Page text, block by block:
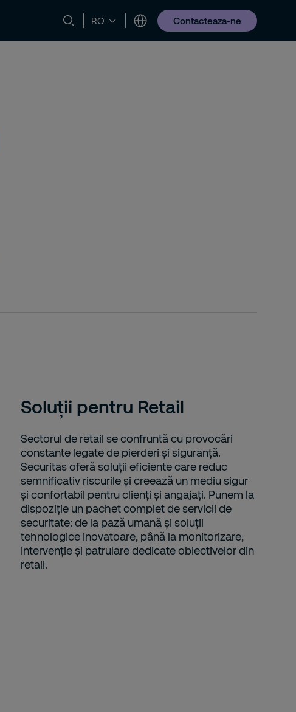
RO Contacteaza-ne
Sustenabilitate Noutati
Soluții pentru Retail
Sectorul de retail se confruntă cu provocări
constante legate de pierderi și siguranță.
Securitas oferă soluții eficiente care reduc
semnificativ riscurile și creează un mediu sigur
și confortabil pentru clienți și angajați. Punem la
dispoziție un pachet complet de servicii de
securitate: de la pază umană și soluții
tehnologice inovatoare, până la monitorizare,
intervenție și patrulare dedicate obiectivelor din
retail.